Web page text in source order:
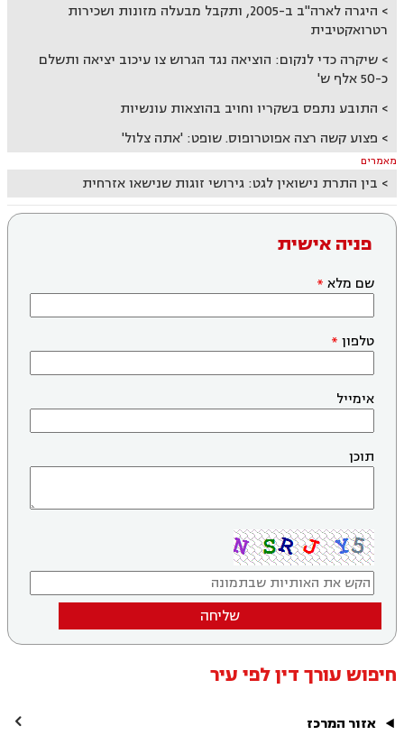
היגרה לארה"ב ב-2005, ותקבל מבעלה מזונות ושכירות
רטרואקטיבית
שיקרה כדי לנקום: הוציאה נגד הגרוש צו עיכוב יציאה ותשלם
כ-50 אלף ש'
התובע נתפס בשקריו וחויב בהוצאות עונשיות
פצוע קשה רצה אפוטרופוס. שופט: 'אתה צלול'
מאמרים
בין התרת נישואין לגט: גירושי זוגות שנישאו אזרחית
פניה אישית
שם מלא
טלפון
אימייל
תוכן
שליחה
חיפוש עורך דין לפי עיר
אזור המרכז 